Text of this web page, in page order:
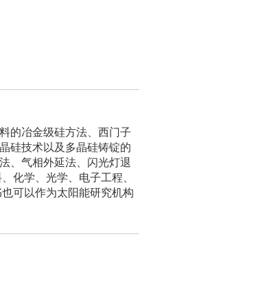
的冶金级硅方法、西门子
硅技术以及多晶硅铸锭的
、气相外延法、闪光灯退
化学、光学、电子工程、
可以作为太阳能研究机构